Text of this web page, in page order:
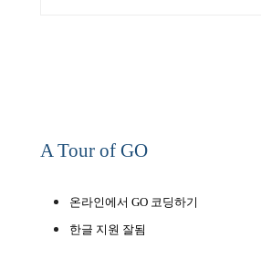
A Tour of GO
온라인에서 GO 코딩하기
한글 지원 잘됨